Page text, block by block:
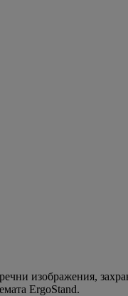
изображения,
ErgoStand.